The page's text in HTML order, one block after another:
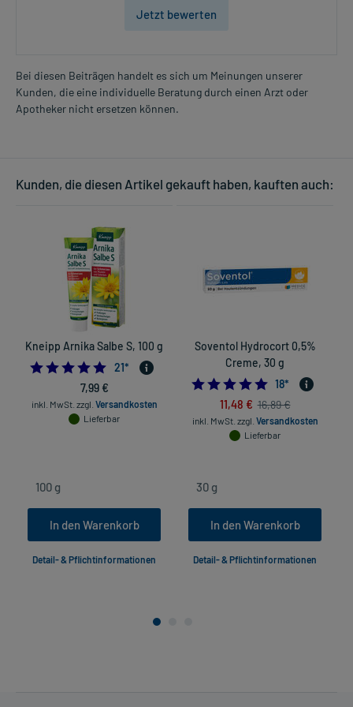
Jetzt bewerten
Bei diesen Beiträgen handelt es sich um Meinungen unserer
Kunden, die eine individuelle Beratung durch einen Arzt oder
Apotheker nicht ersetzen können.
Kunden, die diesen Artikel gekauft haben, kauften auch:
Kneipp Arnika Salbe S, 100 g
4.904761904761905
21*
7,99 €
inkl. MwSt. zzgl. Versandkosten
Lieferbar
In den Warenkorb
Detail- & Pflichtinformationen
Soventol Hydrocort 0,5%
Creme, 30 g
5.0
18*
11,48 € 16,89 €
inkl. MwSt. zzgl. Versandkosten
Lieferbar
In den Warenkorb
Detail- & Pflichtinformationen